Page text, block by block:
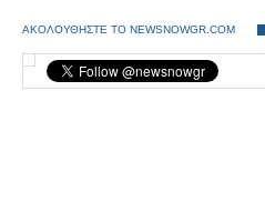
ΑΚΟΛΟΥΘΗΣΤΕ ΤΟ NEWSNOWGR.COM